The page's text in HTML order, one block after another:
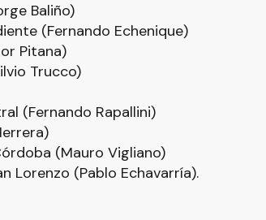
Baliño)
(Fernando Echenique)
Pitana)
Trucco)
(Fernando Rapallini)
(Mauro Vigliano)
Lorenzo (Pablo Echavarría).